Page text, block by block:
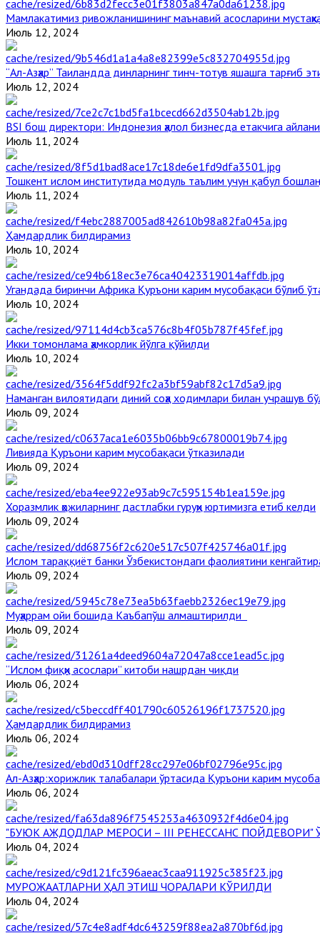
Мамлакатимиз ривожланишининг маънавий асосларини
Июль 12, 2024
“Ал-Азҳар” Таиландда динларнинг тинч-тотув яшашга тарғиб
Июль 12, 2024
BSI бош директори: Индонезия ҳалол бизнесда етакчига
Июль 11, 2024
Тошкент ислом институтида модуль таълим учун қабул
Июль 11, 2024
Ҳамдардлик билдирамиз
Июль 10, 2024
Угандада биринчи Aфрика Қуръони карим мусобақаси бўлиб
Июль 10, 2024
Икки томонлама ҳамкорлик йўлга қўйилди
Июль 10, 2024
Наманган вилоятидаги диний соҳа ходимлари билан учрашув
Июль 09, 2024
Ливияда Қуръони карим мусобақаси ўтказилади
Июль 09, 2024
Хоразмлик ҳожиларнинг дастлабки гуруҳи юртимизга етиб келди
Июль 09, 2024
Ислом тараққиёт банки Ўзбекистондаги фаолиятини
Июль 09, 2024
Муҳаррам ойи бошида Каъбапўш алмаштирилди
Июль 09, 2024
“Ислом фиқҳи асослари” китоби нашрдан чиқди
Июль 06, 2024
Ҳамдардлик билдирамиз
Июль 06, 2024
Aл-Aзҳар:хорижлик талабалари ўртасида Қуръони карим
Июль 06, 2024
"БУЮК АЖДОДЛАР МЕРОСИ – III РЕНЕССАНС
Июль 04, 2024
МУРОЖААТЛАРНИ ҲАЛ ЭТИШ ЧОРАЛАРИ КЎРИЛДИ
Июль 04, 2024